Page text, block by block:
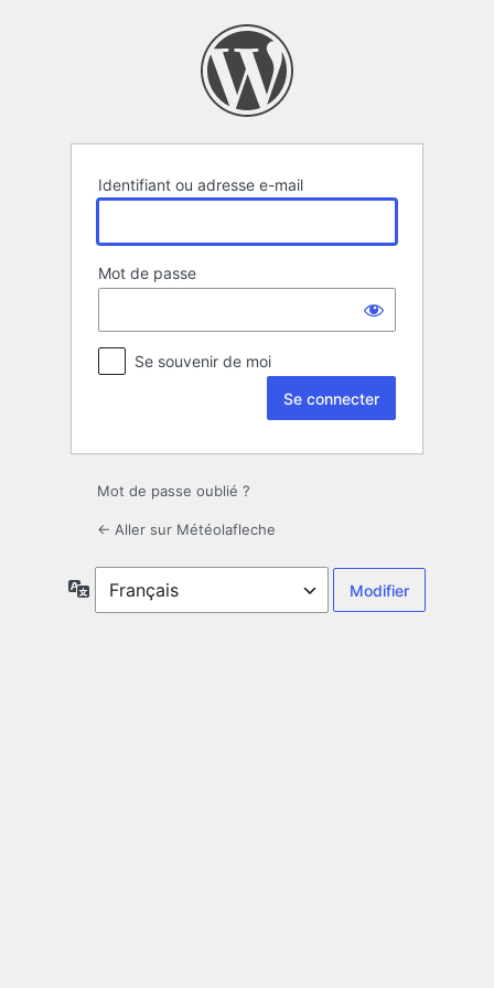
Identifiant ou adresse e-mail
Mot de passe
Se souvenir de moi
Mot de passe oublié ?
← Aller sur Météolafleche
Langue